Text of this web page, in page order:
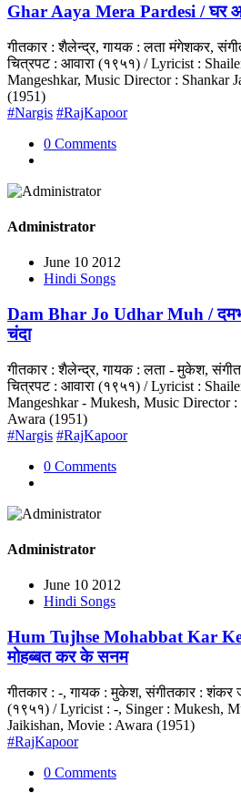
Ghar Aaya Mera Pardesi / घर
गीतकार : शैलेन्द्र, गायक : लता मंगेशकर,
चित्रपट : आवारा (१९५१) / Lyricist :
Mangeshkar, Music Director : Shankar
(1951)
#Nargis #RajKapoor
0 Comments
Administrator
June 10 2012
Hindi Songs
Dam Bhar Jo Udhar Muh /
चंदा
गीतकार : शैलेन्द्र, गायक : लता - मुकेश,
चित्रपट : आवारा (१९५१) / Lyricist :
Mangeshkar - Mukesh, Music Director
Awara (1951)
#Nargis #RajKapoor
0 Comments
Administrator
June 10 2012
Hindi Songs
Hum Tujhse Mohabbat Kar
मोहब्बत कर के सनम
गीतकार : -, गायक : मुकेश, संगीतकार : शंकर
(१९५१) / Lyricist : -, Singer : Mukesh,
Jaikishan, Movie : Awara (1951)
#RajKapoor
0 Comments